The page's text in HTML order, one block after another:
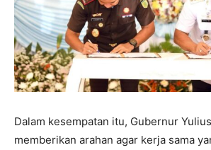
Dalam kesempatan itu, Gubernur
memberikan arahan agar kerja sama